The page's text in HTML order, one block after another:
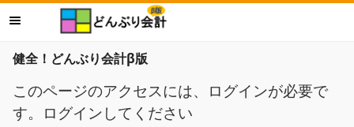
健全！どんぶり会計β版
このページのアクセスには、ログインが必要で
す。ログインしてください